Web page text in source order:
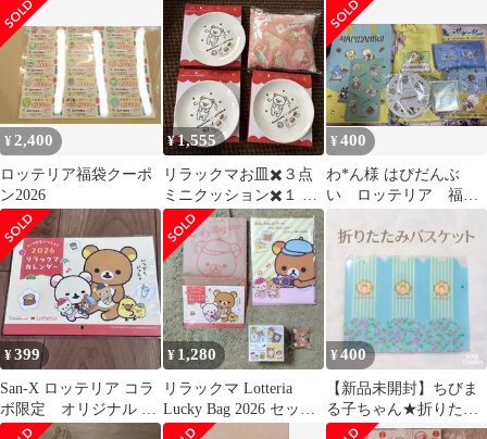
分
ー
¥ 2,400
ロッテリア福袋クーポ
ン2026
¥1,555
リラックマお皿✖️３点
ミニクッション✖️１ 合
計４点セット
¥400
わ*ん様 はぴだんぶ
い ロッテリア 福
ッズセット
¥399
San-X ロッテリア コラ
ボ限定 オリジナル リ
ラックマ 2026カレンダ
¥1,280
リラックマ Lotteria
Lucky Bag 2026 セット
グッズのみ
¥400
【新品未開封】ちびま
る子ちゃん★折りたた
みバスケット